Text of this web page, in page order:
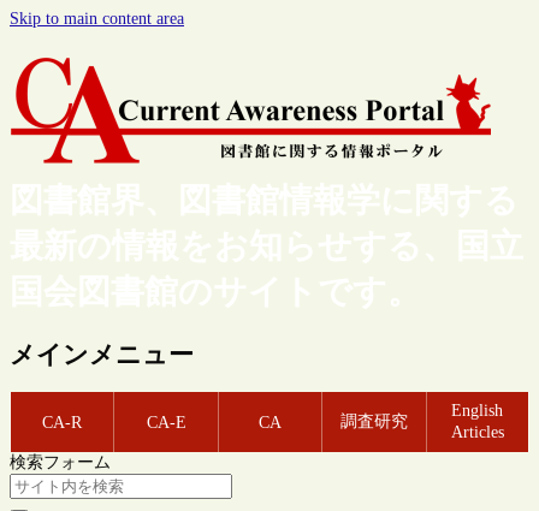
Skip to main content area
図書館界、図書館情報学に関する
最新の情報をお知らせする、国立
国会図書館のサイトです。
メインメニュー
CA-R CA-E CA 調査研究
English
Articles
検索フォーム